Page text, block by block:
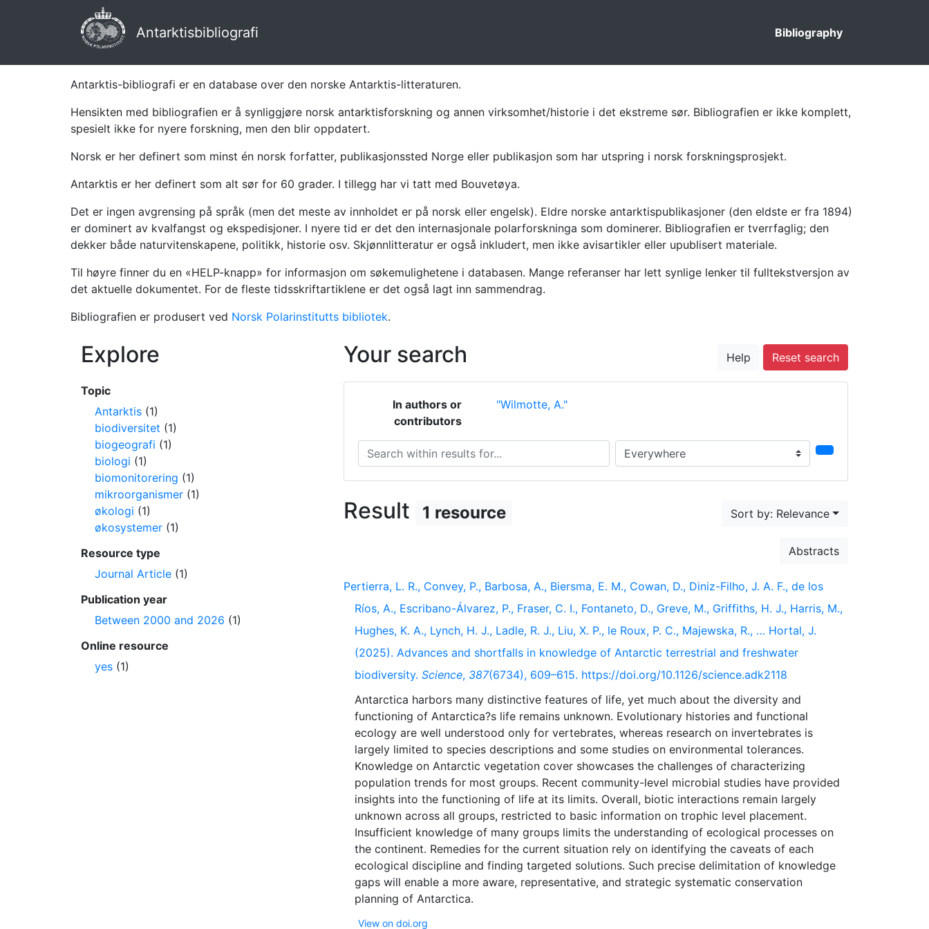
Antarktisbibliografi Bibliography
Antarktis-bibliografi er en database over den norske Antarktis-litteraturen.
Hensikten med bibliografien er å synliggjøre norsk antarktisforskning og annen virksomhet/historie i det ekstreme sør. Bibliografien er ikke komplett,
spesielt ikke for nyere forskning, men den blir oppdatert.
Norsk er her definert som minst én norsk forfatter, publikasjonssted Norge eller publikasjon som har utspring i norsk forskningsprosjekt.
Antarktis er her definert som alt sør for 60 grader. I tillegg har vi tatt med Bouvetøya.
Det er ingen avgrensing på språk (men det meste av innholdet er på norsk eller engelsk). Eldre norske antarktispublikasjoner (den eldste er fra 1894)
er dominert av kvalfangst og ekspedisjoner. I nyere tid er det den internasjonale polarforskninga som dominerer. Bibliografien er tverrfaglig; den
dekker både naturvitenskapene, politikk, historie osv. Skjønnlitteratur er også inkludert, men ikke avisartikler eller upublisert materiale.
Til høyre finner du en «HELP-knapp» for informasjon om søkemulighetene i databasen. Mange referanser har lett synlige lenker til fulltekstversjon av
det aktuelle dokumentet. For de fleste tidsskriftartiklene er det også lagt inn sammendrag.
Bibliografien er produsert ved Norsk Polarinstitutts bibliotek.
Your search Help Reset search
In authors or
contributors
"Wilmotte, A."
Search within results for... Search in...
Result 1 resource Sort by: Relevance
Abstracts
Pertierra, L. R., Convey, P., Barbosa, A., Biersma, E. M., Cowan, D., Diniz-Filho, J. A. F., de los
Ríos, A., Escribano-Álvarez, P., Fraser, C. I., Fontaneto, D., Greve, M., Griffiths, H. J., Harris, M.,
Hughes, K. A., Lynch, H. J., Ladle, R. J., Liu, X. P., le Roux, P. C., Majewska, R., … Hortal, J.
(2025). Advances and shortfalls in knowledge of Antarctic terrestrial and freshwater
biodiversity. Science, 387(6734), 609–615. https://doi.org/10.1126/science.adk2118
Antarctica harbors many distinctive features of life, yet much about the diversity and
functioning of Antarctica?s life remains unknown. Evolutionary histories and functional
ecology are well understood only for vertebrates, whereas research on invertebrates is
largely limited to species descriptions and some studies on environmental tolerances.
Knowledge on Antarctic vegetation cover showcases the challenges of characterizing
population trends for most groups. Recent community-level microbial studies have provided
insights into the functioning of life at its limits. Overall, biotic interactions remain largely
unknown across all groups, restricted to basic information on trophic level placement.
Insufficient knowledge of many groups limits the understanding of ecological processes on
the continent. Remedies for the current situation rely on identifying the caveats of each
ecological discipline and finding targeted solutions. Such precise delimitation of knowledge
gaps will enable a more aware, representative, and strategic systematic conservation
View on doi.org
Explore
Topic
Antarktis (1)
biodiversitet (1)
biogeografi (1)
biologi (1)
biomonitorering (1)
mikroorganismer (1)
økologi (1)
økosystemer (1)
Resource type
Journal Article (1)
Publication year
Between 2000 and 2026 (1)
Online resource
yes (1)